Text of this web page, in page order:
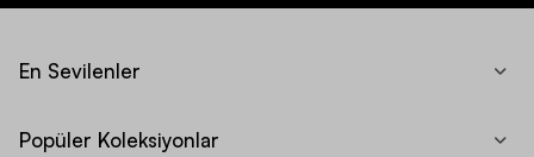
En Sevilenler
Popüler Koleksiyonlar